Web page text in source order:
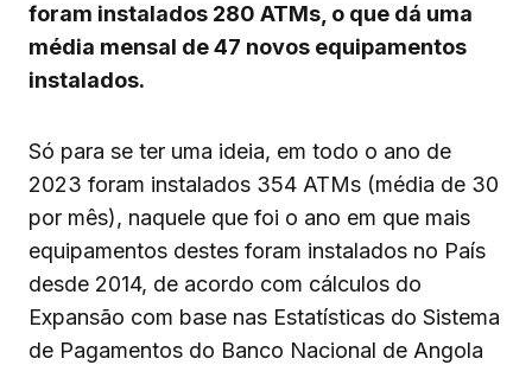
foram instalados 280 ATMs, o que dá uma
média mensal de 47 novos equipamentos
instalados.
Só para se ter uma ideia, em todo o ano de
2023 foram instalados 354 ATMs (média de 30
por mês), naquele que foi o ano em que mais
equipamentos destes foram instalados no País
desde 2014, de acordo com cálculos do
Expansão com base nas Estatísticas do Sistema
de Pagamentos do Banco Nacional de Angola